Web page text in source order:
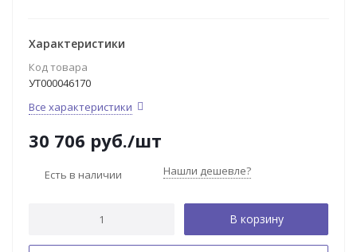
Характеристики
Код товара
УТ000046170
Все характеристики
30 706 руб./шт
Есть в наличии Нашли дешевле?
В корзину